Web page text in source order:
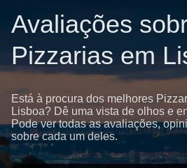
Avaliações
Pizzarias em
Está à procura dos melhores
Lisboa? Dê uma vista de olhos e
Pode ver todas as avaliações,
sobre cada um deles.